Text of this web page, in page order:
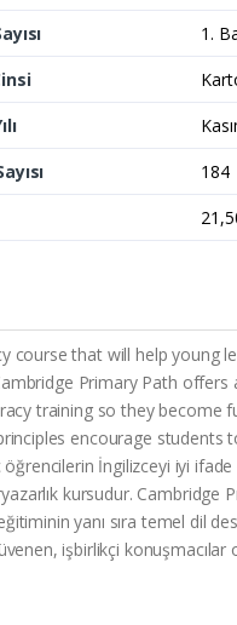
1.
184
course that will help
Primary Path
training so they
encourage
İngilizceyi iyi ifade
kursudur.
yanı sıra temel dil
işbirlikçi